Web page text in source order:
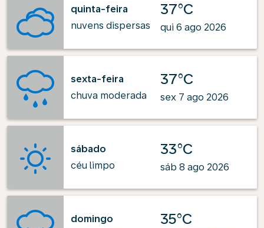
quinta-feira
nuvens dispersas
37°C
qui 6 ago 2026
sexta-feira
chuva moderada
37°C
sex 7 ago 2026
sábado
céu limpo
33°C
sáb 8 ago 2026
domingo
35°C